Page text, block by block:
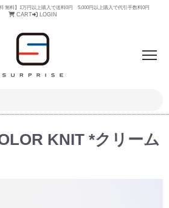
無料】1万円以上購入で送料0円 5,000円以上購入で代引手数料0円
CART LOGIN
KNIT *クリーム